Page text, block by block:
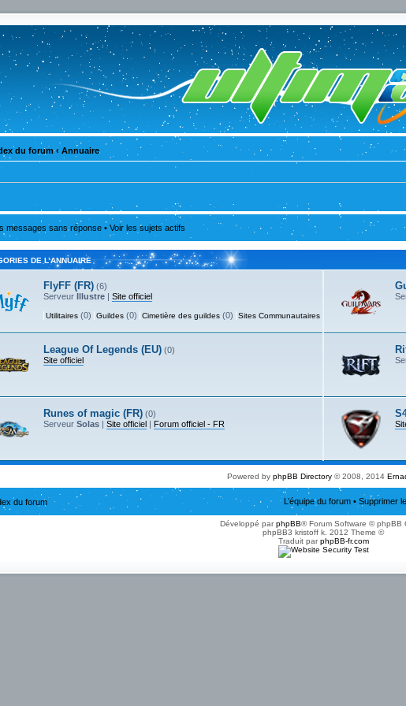
du forum ‹ Annuaire
messages sans réponse • Voir les sujets actifs
DE L’ANNUAIRE
FlyFF (FR) (6)
Serveur Illustre | Site officiel
Utilitaires (0) Guildes (0) Cimetière des guildes (0) Sites Communautaires
League Of Legends (EU) (0)
Site officiel
Runes of magic (FR) (0)
Serveur Solas | Site officiel | Forum officiel - FR
Powered by phpBB Directory© 2008, 2014
du forum L’équipe du forum • Supprimer
Développé parphpBB® Forum Software © phpBB
phpBB3 kristoff k. 2012 Theme ©
Traduit parphpBB-fr.com